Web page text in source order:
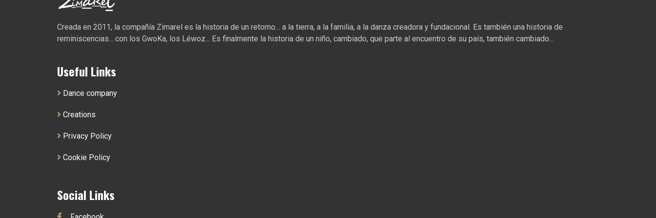
Creada en 2011, la compañía Zimarel es la historia de un retorno… a la tierra, a la familia, a la danza creadora y fundacional. Es también una historia de
reminiscencias... con los GwoKa, los Léwoz... Es finalmente la historia de un niño, cambiado, que parte al encuentro de su país, también cambiado...
Useful Links
Dance company
Creations
Privacy Policy
Cookie Policy
Social Links